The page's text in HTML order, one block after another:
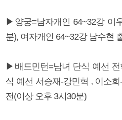
▶양궁=남자개인 64~32강 이
분), 여자개인 64~32강 남수현
▶배드민턴=남녀 단식 예선
식 예선 서승재-강민혁 , 이소
전(이상 오후 3시30분)